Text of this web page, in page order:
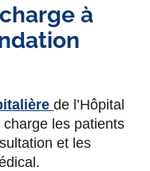
à
de l’Hôpital
les patients
et les